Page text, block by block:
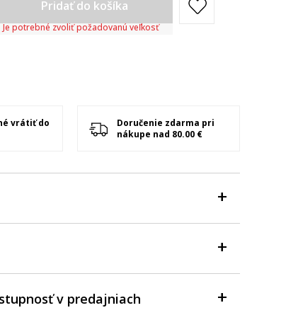
Pridať do košíka
Je potrebné zvoliť požadovanú veľkosť
vrátiť do
Doručenie zdarma pri
nákupe nad 80.00 €
v predajniach